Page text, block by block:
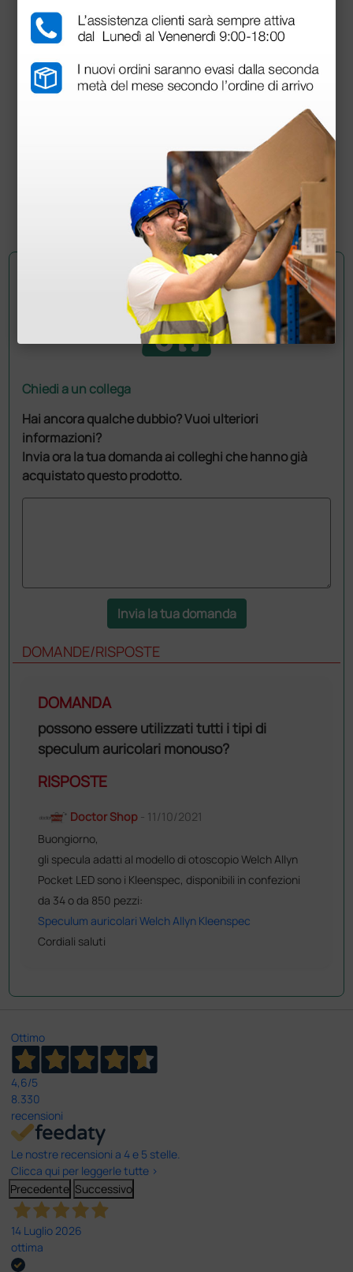
1 pz.
Chiedi a un collega
Hai ancora qualche dubbio? Vuoi ulteriori
informazioni?
Invia ora la tua domanda ai colleghi che hanno già
acquistato questo prodotto.
Invia la tua domanda
DOMANDE/RISPOSTE
DOMANDA
possono essere utilizzati tutti i tipi di
speculum auricolari monouso?
RISPOSTE
Doctor Shop- 11/10/2021
Buongiorno,
gli specula adatti al modello di otoscopio Welch Allyn
Pocket LED sono i Kleenspec, disponibili in confezioni
da 34 o da 850 pezzi:
Speculum auricolari Welch Allyn Kleenspec
Cordiali saluti
Ottimo
4,6/5
8.330
recensioni
Le nostre recensioni a 4 e 5 stelle.
Clicca qui per leggerle tutte >
Precedente Successivo
14 Luglio 2026
ottima